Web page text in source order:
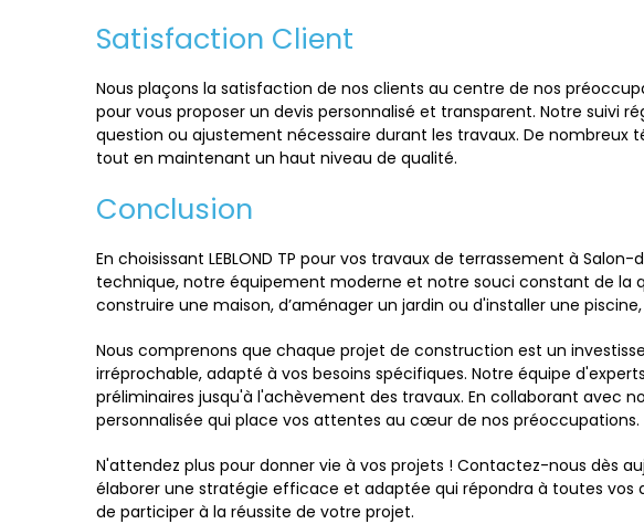
Satisfaction Client
Nous plaçons la satisfaction de nos clients au centre de nos
pour vous proposer un devis personnalisé et transparent. Notre suivi
question ou ajustement nécessaire durant les travaux. De
tout en maintenant un haut niveau de qualité.
Conclusion
En choisissant LEBLOND TP pour vos travaux de terrassement à
technique, notre équipement moderne et notre souci constant de la
construire une maison, d’aménager un jardin ou d'installer une
Nous comprenons que chaque projet de construction est un
irréprochable, adapté à vos besoins spécifiques. Notre équipe
préliminaires jusqu'à l'achèvement des travaux. En collaborant avec
personnalisée qui place vos attentes au cœur de nos préoccupations.
N'attendez plus pour donner vie à vos projets ! Contactez-nous dès
élaborer une stratégie efficace et adaptée qui répondra à toutes vos
de participer à la réussite de votre projet.